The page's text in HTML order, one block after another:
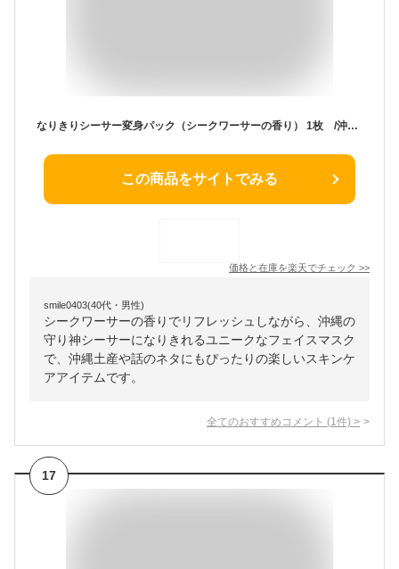
なりきりシーサー変身パック（シークワーサーの香り） 1枚 /沖縄限定 フェイスマスクシート パック おもしろ 沖縄お土産 雑貨 【M可】
この商品をサイトでみる
価格と在庫を楽天でチェック >>
smile0403(40代・男性)
シークワーサーの香りでリフレッシュしながら、沖縄の
守り神シーサーになりきれるユニークなフェイスマスク
で、沖縄土産や話のネタにもぴったりの楽しいスキンケ
アアイテムです。
全てのおすすめコメント (1 件) >
17